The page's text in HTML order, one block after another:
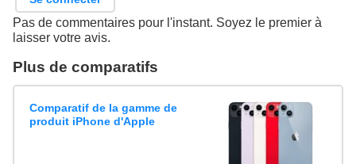
Pas de commentaires pour l'instant. Soyez le premier à
laisser votre avis.
Plus de comparatifs
Comparatif de la gamme de
produit iPhone d'Apple